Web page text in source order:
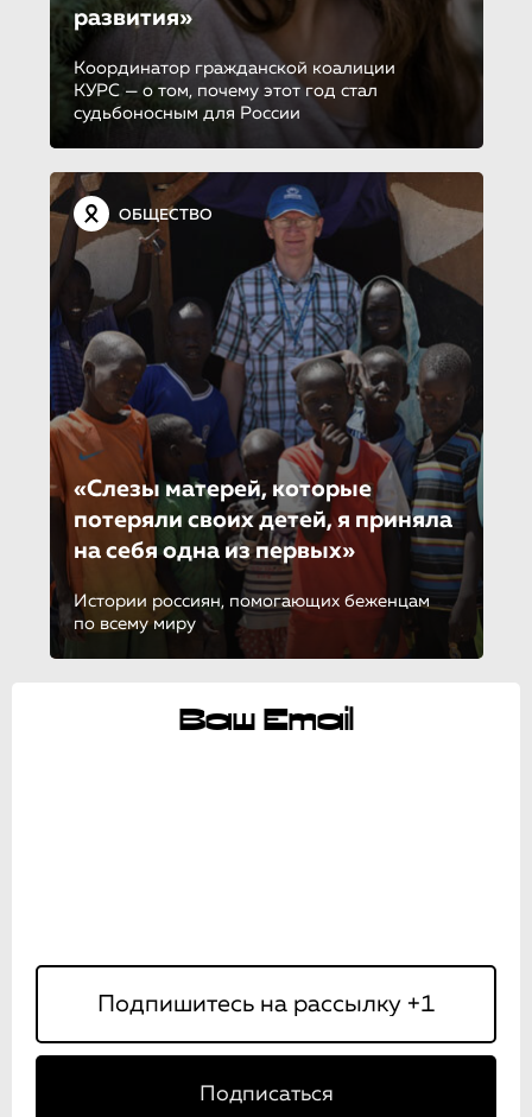
развития»
Координатор гражданской коалиции
КУРС — о том, почему этот год стал
судьбоносным для России
ОБЩЕСТВО
«Слезы матерей, которые
потеряли своих детей, я приняла
на себя одна из первых»
Истории россиян, помогающих беженцам
по всему миру
Ваш Email
Подписаться